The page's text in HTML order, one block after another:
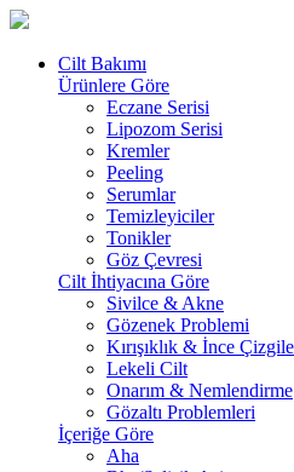
Cilt Bakımı
Ürünlere Göre
Eczane Serisi
Lipozom Serisi
Kremler
Peeling
Serumlar
Temizleyiciler
Tonikler
Göz Çevresi
Cilt İhtiyacına Göre
Sivilce & Akne
Gözenek Problemi
Kırışıklık & İnce
Lekeli Cilt
Onarım & Nemlendirme
Gözaltı Problemleri
İçeriğe Göre
Aha